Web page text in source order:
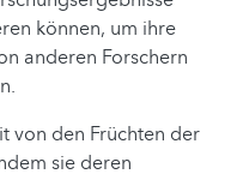
können, um ihre
anderen Forschern
von den Früchten der
sie deren